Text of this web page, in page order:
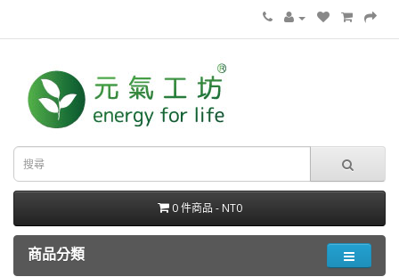
0 件商品 - NT0
商品分類